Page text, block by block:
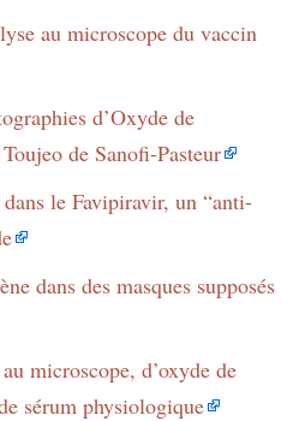
au microscope du vaccin
d’Oxyde de
de Sanofi-Pasteur
le Favipiravir, un “anti-
dans des masques supposés
microscope, d’oxyde de
sérum physiologique